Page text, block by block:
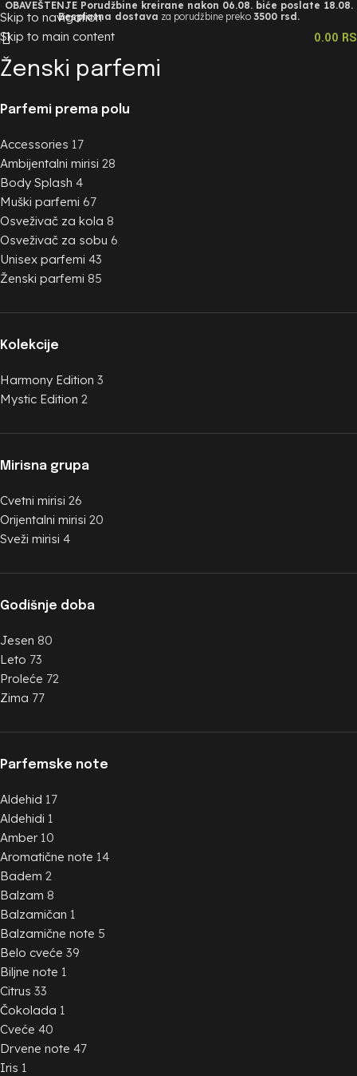
Skip to navigation
Skip to main content
OBAVEŠTENJE Porudžbine kreirane nakon 06.08. biće poslate 18.08.
Besplatna dostava za porudžbine preko 3500 rsd.
0.00
Ženski parfemi
Parfemi prema polu
Accessories 17
Ambijentalni mirisi 28
Body Splash 4
Muški parfemi 67
Osveživač za kola 8
Osveživač za sobu 6
Unisex parfemi 43
Ženski parfemi 85
Kolekcije
Harmony Edition 3
Mystic Edition 2
Mirisna grupa
Cvetni mirisi 26
Orijentalni mirisi 20
Sveži mirisi 4
Godišnje doba
Jesen 80
Leto 73
Proleće 72
Zima 77
Parfemske note
Aldehid 17
Aldehidi 1
Amber 10
Aromatične note 14
Badem 2
Balzam 8
Balzamičan 1
Balzamične note 5
Belo cveće 39
Biljne note 1
Citrus 33
Čokolada 1
Cveće 40
Drvene note 47
Iris 1